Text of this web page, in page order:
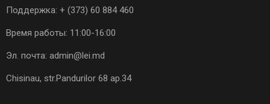
Поддержка: + (373) 60 884 460
Время работы: 11:00-16:00
Эл. почта: admin@lei.md
Chisinau, str.Pandurilor 68 ap.34